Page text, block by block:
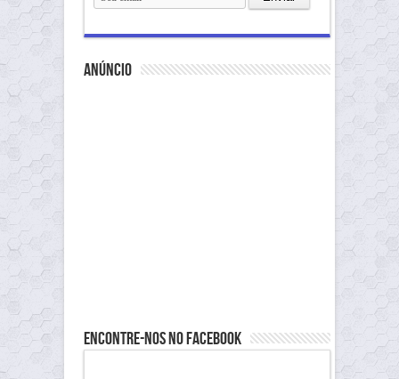
anúncio
Encontre-nos no Facebook